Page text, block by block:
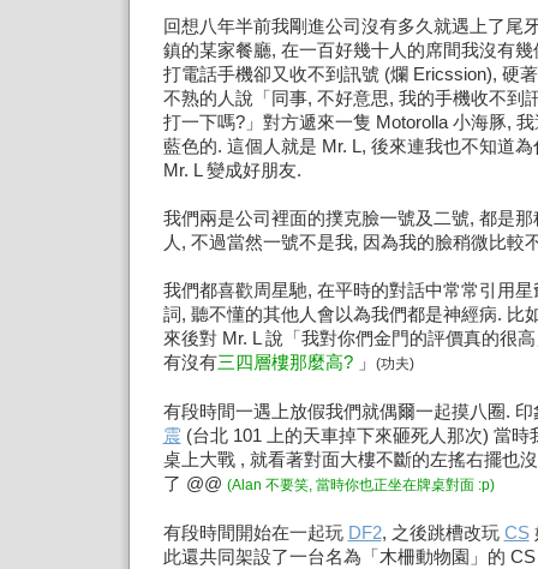
回想八年半前我剛進公司沒有多久就遇上了尾
鎮的某家餐廳, 在一百好幾十人的席間我沒有
打電話手機卻又收不到訊號 (爛 Ericssion), 硬
不熟的人說「同事, 不好意思, 我的手機收不到
打一下嗎?」對方遞來一隻 Motorolla 小海豚,
藍色的. 這個人就是 Mr. L, 後來連我也不知道
Mr. L 變成好朋友.
我們兩是公司裡面的撲克臉一號及二號, 都是
人, 不過當然一號不是我, 因為我的臉稍微比較
我們都喜歡周星馳, 在平時的對話中常常引用
詞, 聽不懂的其他人會以為我們都是神經病. 比
來後對 Mr. L 說「我對你們金門的評價真的很
有沒有三四層樓那麼高?」 (功夫)
有段時間一遇上放假我們就偶爾一起摸八圈.
震 (台北 101 上的天車掉下來砸死人那次) 當時
桌上大戰 , 就看著對面大樓不斷的左搖右擺也
了 @@ (Alan 不要笑, 當時你也正坐在牌桌對面 :p)
有段時間開始在一起玩 DF2, 之後跳槽改玩 CS
此還共同架設了一台名為「木柵動物園」的